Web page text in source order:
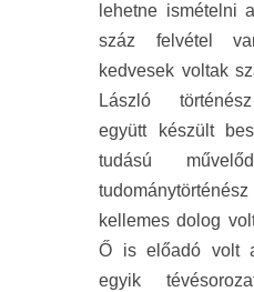
lehetne ismételni
száz felvétel
kedvesek voltak
László
együtt készült
tudású
kellemes dolog
Ő is előadó volt
egyik